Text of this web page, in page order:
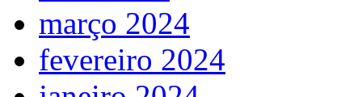
março 2024
fevereiro 2024